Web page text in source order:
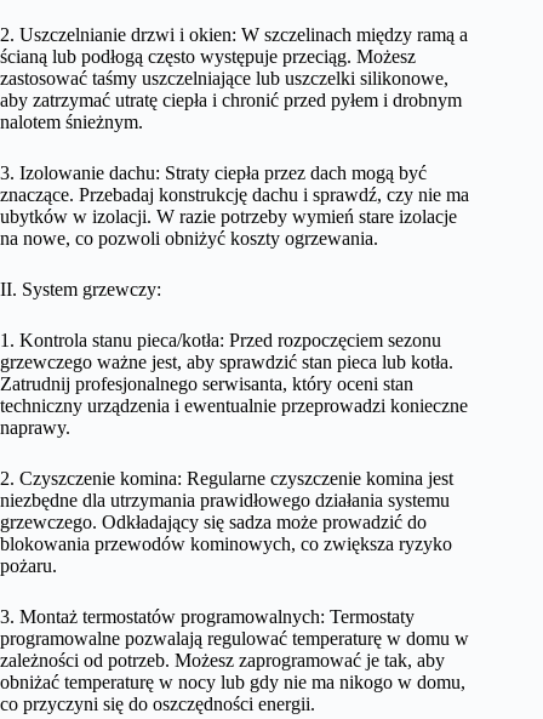
2. Uszczelnianie drzwi i okien: W szczelinach między ramą a
ścianą lub podłogą często występuje przeciąg. Możesz
zastosować taśmy uszczelniające lub uszczelki silikonowe,
aby zatrzymać utratę ciepła i chronić przed pyłem i drobnym
nalotem śnieżnym.
3. Izolowanie dachu: Straty ciepła przez dach mogą być
znaczące. Przebadaj konstrukcję dachu i sprawdź, czy nie ma
ubytków w izolacji. W razie potrzeby wymień stare izolacje
na nowe, co pozwoli obniżyć koszty ogrzewania.
II. System grzewczy:
1. Kontrola stanu pieca/kotła: Przed rozpoczęciem sezonu
grzewczego ważne jest, aby sprawdzić stan pieca lub kotła.
Zatrudnij profesjonalnego serwisanta, który oceni stan
techniczny urządzenia i ewentualnie przeprowadzi konieczne
naprawy.
2. Czyszczenie komina: Regularne czyszczenie komina jest
niezbędne dla utrzymania prawidłowego działania systemu
grzewczego. Odkładający się sadza może prowadzić do
blokowania przewodów kominowych, co zwiększa ryzyko
pożaru.
3. Montaż termostatów programowalnych: Termostaty
programowalne pozwalają regulować temperaturę w domu w
zależności od potrzeb. Możesz zaprogramować je tak, aby
obniżać temperaturę w nocy lub gdy nie ma nikogo w domu,
co przyczyni się do oszczędności energii.